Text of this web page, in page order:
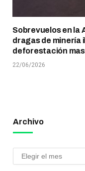
Sobrevuelos en la
dragas de minería
deforestación
22/06/2026
Archivo